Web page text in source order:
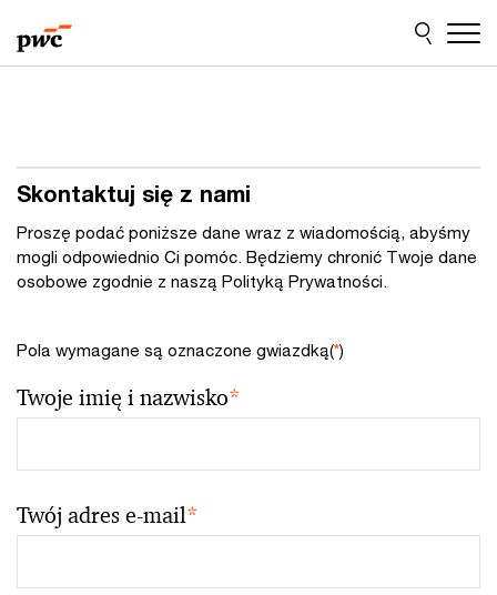
do
treści
do
stopki
Skontaktuj się z nami
Proszę podać poniższe dane wraz z wiadomością, abyśmy
mogli odpowiednio Ci pomóc. Będziemy chronić Twoje dane
osobowe zgodnie z naszą Polityką Prywatności.
Pola wymagane są oznaczone gwiazdką(*)
Twoje imię i nazwisko*
Twój adres e-mail*